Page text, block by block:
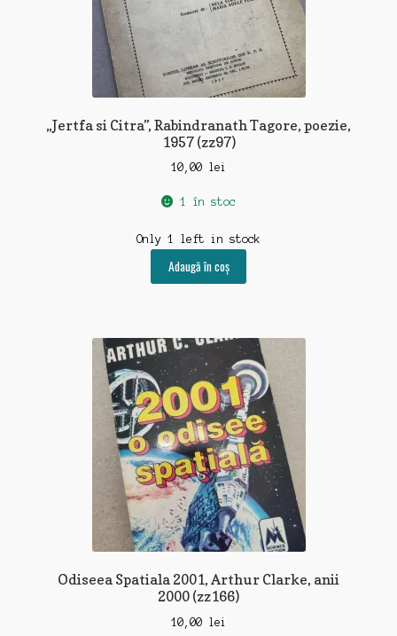
„Jertfa si Citra”, Rabindranath Tagore, poezie,
1957 (zz97)
10,00 lei
1 în stoc
Only 1 left in stock
Adaugă în coș
Odiseea Spatiala 2001, Arthur Clarke, anii
2000 (zz166)
10,00 lei